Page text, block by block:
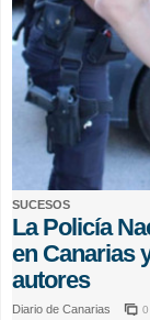
SUCESOS
La Policía
en Canarias
autores
Diario de Canarias 0